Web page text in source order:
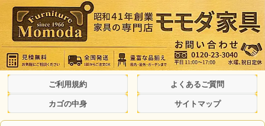
ご利用規約 よくあるご質問
カゴの中身 サイトマップ